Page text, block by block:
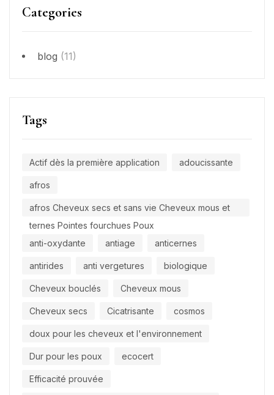
Categories
blog (11)
Tags
Actif dès la première application adoucissante
afros
afros Cheveux secs et sans vie Cheveux mous et
ternes Pointes fourchues Poux
anti-oxydante
antiage anticernes
antirides anti vergetures biologique
Cheveux bouclés Cheveux mous
Cheveux secs Cicatrisante cosmos
doux pour les cheveux et l'environnement
Dur pour les poux ecocert
Efficacité prouvée